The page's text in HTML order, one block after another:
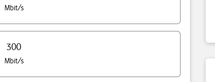
Mbit/s
300
Mbit/s